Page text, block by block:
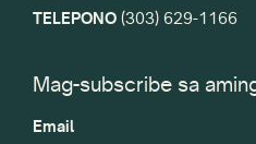
TELEPONO (303) 629-1166
Mag-subscribe sa
Email